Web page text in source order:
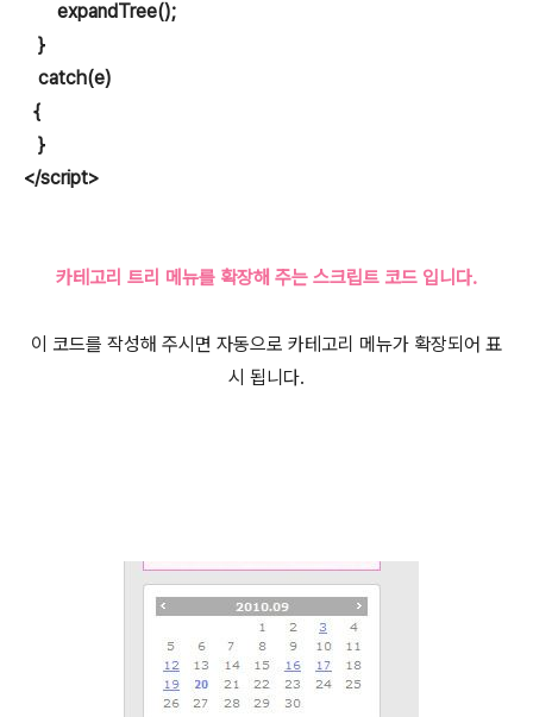
expandTree();
}
catch(e)
{
}
</script>
카테고리 트리 메뉴를 확장해 주는 스크립트 코드 입니다.
이 코드를 작성해 주시면 자동으로 카테고리 메뉴가 확장되어 표
시 됩니다.